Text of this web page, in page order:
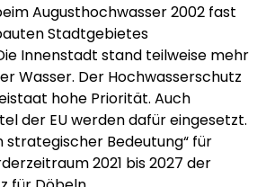
Augusthochwasser 2002 fast
Stadtgebietes
Innenstadt stand teilweise mehr
Wasser. Der Hochwasserschutz
hohe Priorität. Auch
der EU werden dafür eingesetzt.
strategischer Bedeutung“ für
2021 bis 2027 der